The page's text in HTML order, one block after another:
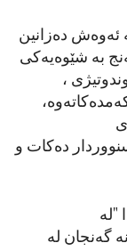
ئەوەش دەزانین
بە شێوەیەکی
،
دەکات و
"لە
گەنجان لە